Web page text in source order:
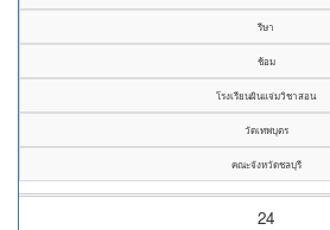
รีษา
ช้อม
โรงเรียนผินแจ่มวิชาสอน
วัดเทพบุตร
คณะจังหวัดชลบุรี
24